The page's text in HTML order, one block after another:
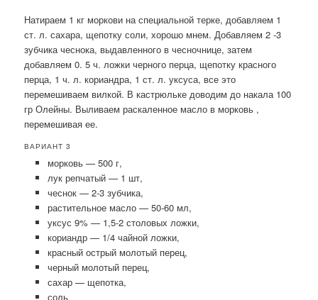
Натираем 1 кг моркови на специальной терке, добавляем 1
ст. л. сахара, щепотку соли, хорошо мнем. Добавляем 2 -3
зубчика чеснока, выдавленного в чесночнице, затем
добавляем 0. 5 ч. ложки черного перца, щепотку красного
перца, 1 ч. л. кориандра, 1 ст. л. уксуса, все это
перемешиваем вилкой. В кастрюльке доводим до накала 100
гр Олейны. Выливаем раскаленное масло в морковь ,
перемешивая ее.
ВАРИАНТ 3
морковь — 500 г,
лук репчатый — 1 шт,
чеснок — 2-3 зубчика,
растительное масло — 50-60 мл,
уксус 9% — 1,5-2 столовых ложки,
кориандр — 1/4 чайной ложки,
красный острый молотый перец,
черный молотый перец,
сахар — щепотка,
соль